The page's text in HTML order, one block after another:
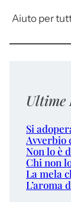
Aiuto per
Si
Avverbio
Non lo è
Chi non
La mela
L’aroma